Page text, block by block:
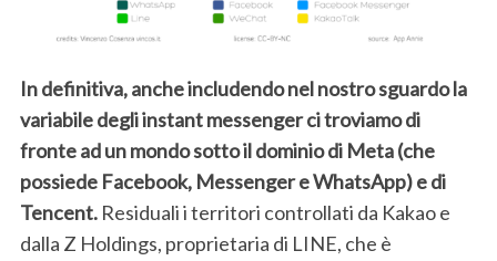
In definitiva, anche includendo nel nostro sguardo la
variabile degli instant messenger ci troviamo di
fronte ad un mondo sotto il dominio di Meta (che
possiede Facebook, Messenger e WhatsApp) e di
Tencent. Residuali i territori controllati da Kakao e
dalla Z Holdings, proprietaria di LINE, che è